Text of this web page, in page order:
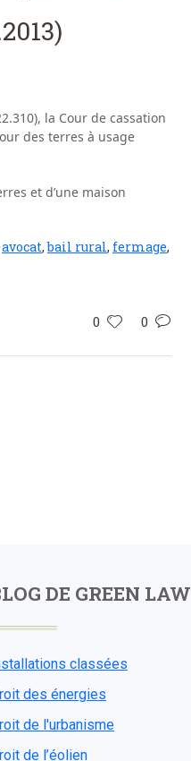
la Cour de cassation
des terres à usage
et d’une maison
avocat,bail rural, fermage,
0 0
DE GREEN LAW
classées
des énergies
de l'urbanisme
de l’éolien